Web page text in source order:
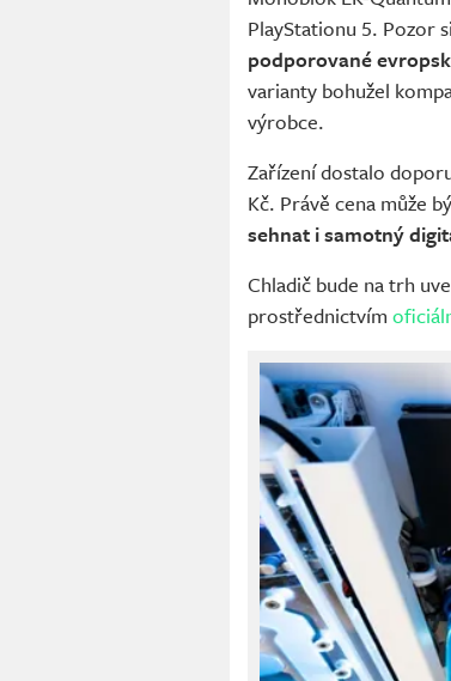
PlayStationu 5. Pozor
podporované
varianty bohužel
výrobce.
Zařízení dostalo
Kč. Právě cena může
sehnat i samotný
Chladič bude na trh
prostřednictvím